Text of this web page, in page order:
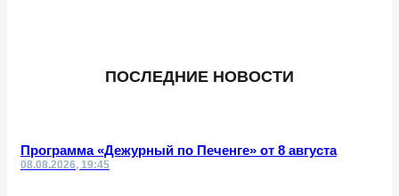
ПОСЛЕДНИЕ НОВОСТИ
Программа «Дежурный по Печенге» от 8 августа
08.08.2026, 19:45